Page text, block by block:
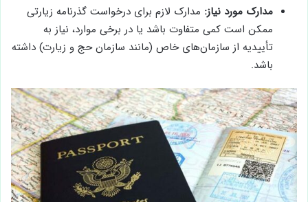
مدارک مورد نیاز: مدارک لازم برای درخواست گذرنامه زیارتی
ممکن است کمی متفاوت باشد یا در برخی موارد، نیاز به
تأییدیه از سازمان‌های خاص (مانند سازمان حج و زیارت) داشته
باشد.